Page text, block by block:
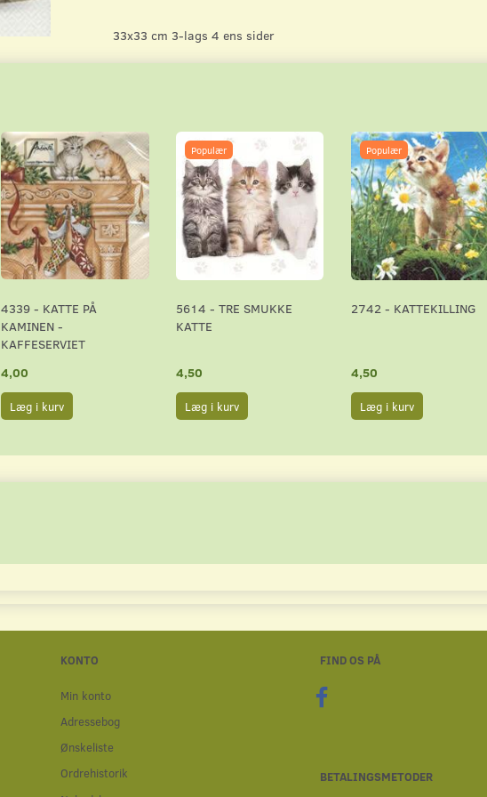
33x33 cm 3-lags 4 ens sider
4339 - KATTE PÅ
KAMINEN -
KAFFESERVIET
4,00
Læg i kurv
Populær
5614 - TRE SMUKKE
KATTE
4,50
Læg i kurv
Populær
2742 - KATTEKILLING
4,50
Læg i kurv
KONTO
Min konto
Adressebog
Ønskeliste
Ordrehistorik
FIND OS PÅ
BETALINGSMETODER